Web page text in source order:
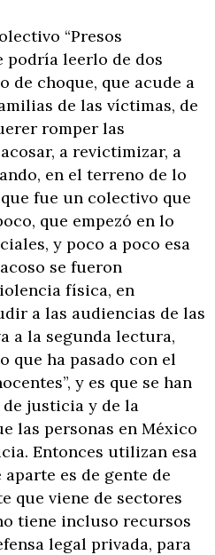
“Presos
podría leerlo de dos
de choque, que acude a
de las víctimas, de
romper las
a revictimizar, a
en el terreno de lo
fue un colectivo que
que empezó en lo
y poco a poco esa
se fueron
física, en
a las audiencias de las
a la segunda lectura,
que ha pasado con el
y es que se han
de justicia y de la
las personas en México
Entonces utilizan esa
es de gente de
que viene de sectores
tiene incluso recursos
legal privada, para